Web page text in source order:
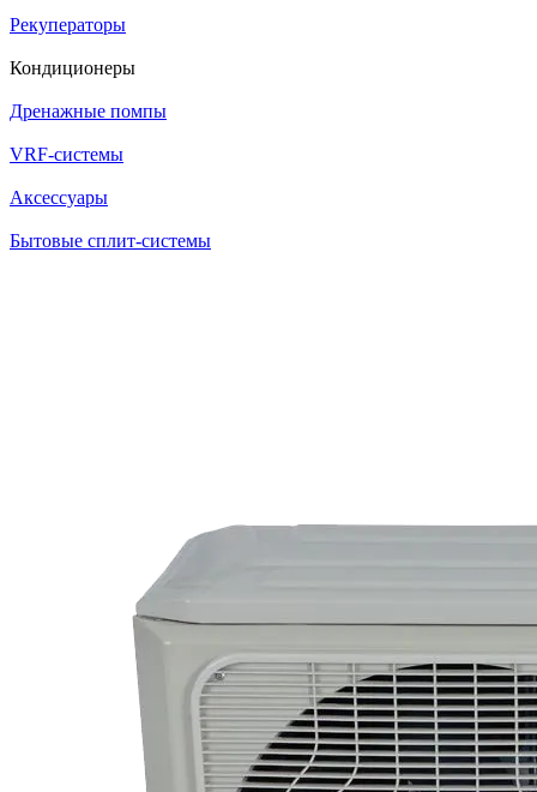
Рекуператоры
Кондиционеры
Дренажные помпы
VRF-системы
Аксессуары
Бытовые сплит-системы